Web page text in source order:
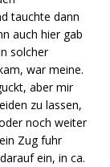
tauchte dann
auch hier gab
solcher
war meine.
aber mir
zu lassen,
noch weiter
Zug fuhr
ein, in ca.